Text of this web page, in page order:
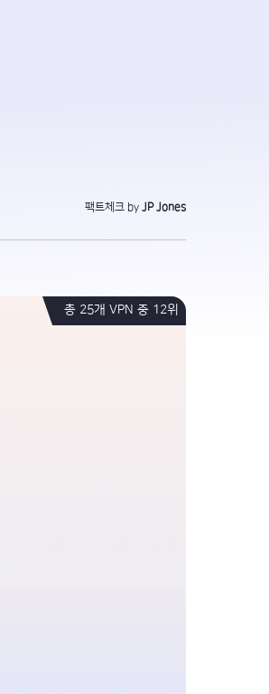
팩트체크 by JP Jones
총 25개 VPN 중 12위